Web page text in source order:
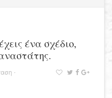
ένα σχέδιο,
·